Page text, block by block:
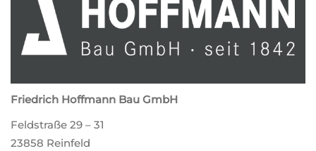
Friedrich Hoffmann Bau GmbH
Feldstraße 29 – 31
23858 Reinfeld